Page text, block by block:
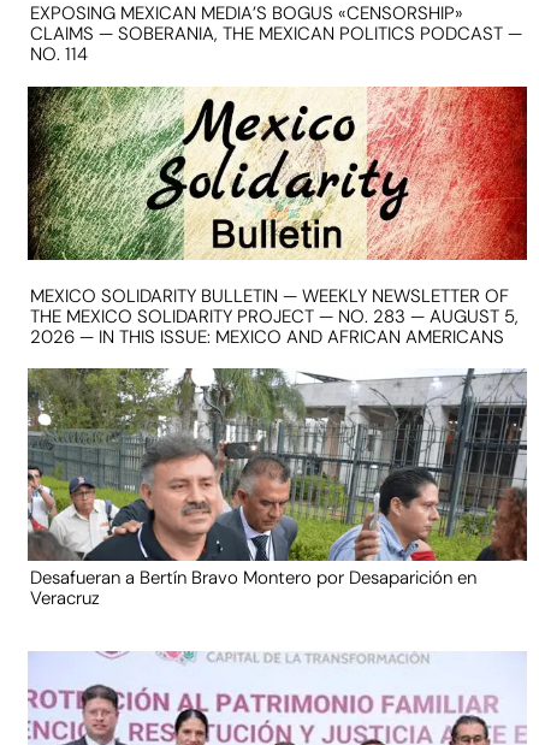
EXPOSING MEXICAN MEDIA’S BOGUS «CENSORSHIP»
CLAIMS — SOBERANIA, THE MEXICAN POLITICS PODCAST —
NO. 114
MEXICO SOLIDARITY BULLETIN — WEEKLY NEWSLETTER OF
THE MEXICO SOLIDARITY PROJECT — NO. 283 — AUGUST 5,
2026 — IN THIS ISSUE: MEXICO AND AFRICAN AMERICANS
Desafueran a Bertín Bravo Montero por Desaparición en
Veracruz